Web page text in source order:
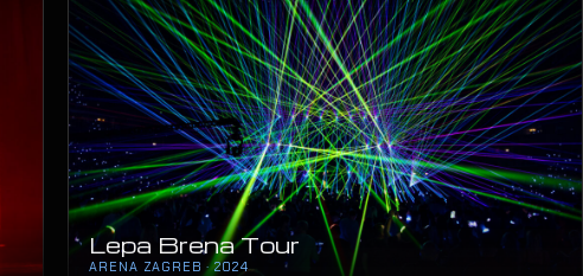
Lepa Brena Tour
ARENA ZAGREB · 2024